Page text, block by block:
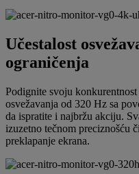
Učestalost
ograničenja
Podignite svoju
osvežavanja od 320 Hz sa
da ispratite i najbržu akciju.
izuzetno tečnom preciznošću
preklapanje ekrana.